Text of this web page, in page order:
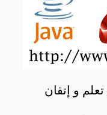
و إتقان